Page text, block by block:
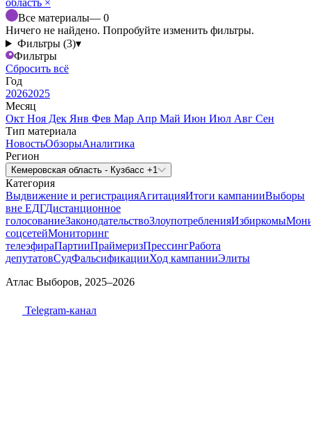
область ×
Все материалы— 0
Ничего не найдено. Попробуйте изменить фильтры.
Фильтры (3)▾
Фильтры
Сбросить всё
Год
20262025
Месяц
Окт Ноя Дек Янв Фев Мар Апр Май Июн Июл Авг Сен
Тип материала
НовостьОбзорыАналитика
Регион
Кемеровская область - Кузбасс +1
Категория
Выдвижение и регистрацияАгитацияИтоги кампанииВыборы
вне ЕДГДистанционное
голосованиеЗаконодательствоЗлоупотребленияИзбиркомы
соцсетейМониторинг
телеэфираПартииПраймеризПрессингРабота
депутатовСудФальсификацииХод кампанииЭлиты
Атлас Выборов, 2025–2026
Telegram-канал